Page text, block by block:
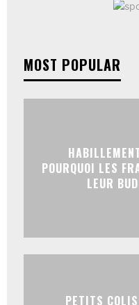
MOST POPULAR
POURQUOI LES
LEUR
PETITS